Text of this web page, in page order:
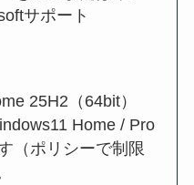
サポート
25H2（64bit）
Home / Pro
（ポリシーで制限